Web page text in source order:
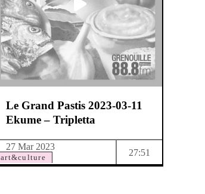
art&culture
Le Grand Pastis 2023-03-11
Ekume – Tripletta
27 Mar 2023
27:51